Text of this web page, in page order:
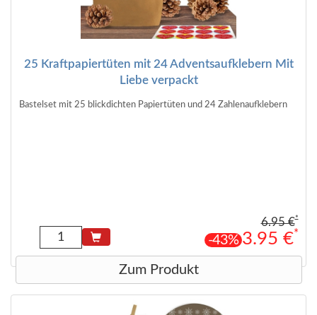
25 Kraftpapiertüten mit 24 Adventsaufklebern Mit
Liebe verpackt
Bastelset mit 25 blickdichten Papiertüten und 24 Zahlenaufklebern
-43%
6.95 €*
3.95 €*
Zum Produkt